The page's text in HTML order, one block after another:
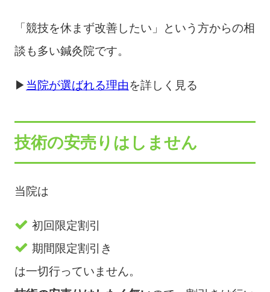
「競技を休まず改善したい」という方からの相
談も多い鍼灸院です。
▶ 当院が選ばれる理由 を詳しく見る
技術の安売りはしません
当院は
初回限定割引
期間限定割引き
は一切行っていません。